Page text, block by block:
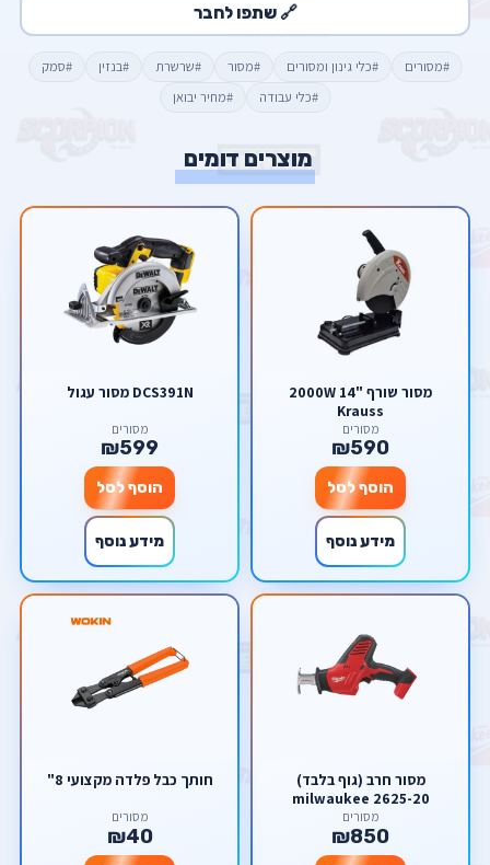
🔗 שתפו לחבר
#מסורים #כלי גינון ומסורים #מסור #שרשרת #בנזין
#סמק
#כלי עבודה
#מחיר יבואן
מוצרים דומים
מסור שורף "14 2000W
Krauss
מסורים
₪590
הוסף לסל
מידע נוסף
DCS391N מסור עגול
מסורים
₪599
הוסף לסל
מידע נוסף
מסור חרב (גוף בלבד)
milwaukee 2625-20
מסורים
₪850
חותך כבל פלדה מקצועי 8"
מסורים
₪40